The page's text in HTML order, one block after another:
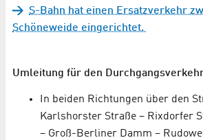
S-Bahn hat einen Ersatzverkehr
Schöneweide eingerichtet.
Umleitung für den
In beiden Richtungen über den
Karlshorster Straße – Rixdorfer
– Groß-Berliner Damm –